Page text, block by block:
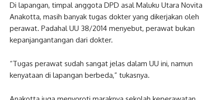
Di lapangan, timpal anggota DPD asal Maluku Utara Novita
Anakotta, masih banyak tugas dokter yang dikerjakan oleh
perawat. Padahal UU 38/2014 menyebut, perawat bukan
kepanjangantangan dari dokter.
“Tugas perawat sudah sangat jelas dalam UU ini, namun
kenyataan di lapangan berbeda,” tukasnya.